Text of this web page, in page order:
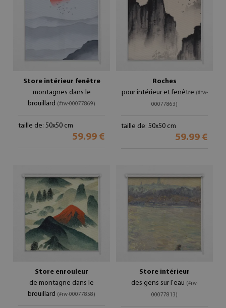
Store intérieur fenêtre
montagnes dans le
brouillard (#rw-00077869)
taille de: 50x50 cm
59.99 €
Roches
pour intérieur et fenêtre (#rw-
00077863)
taille de: 50x50 cm
59.99 €
Store enrouleur
de montagne dans le
brouillard (#rw-00077858)
Store intérieur
des gens sur l'eau (#rw-
00077813)